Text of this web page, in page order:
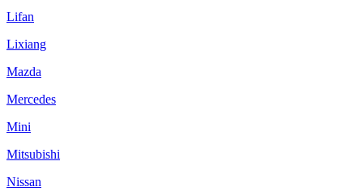
Lifan
Lixiang
Mazda
Mercedes
Mini
Mitsubishi
Nissan